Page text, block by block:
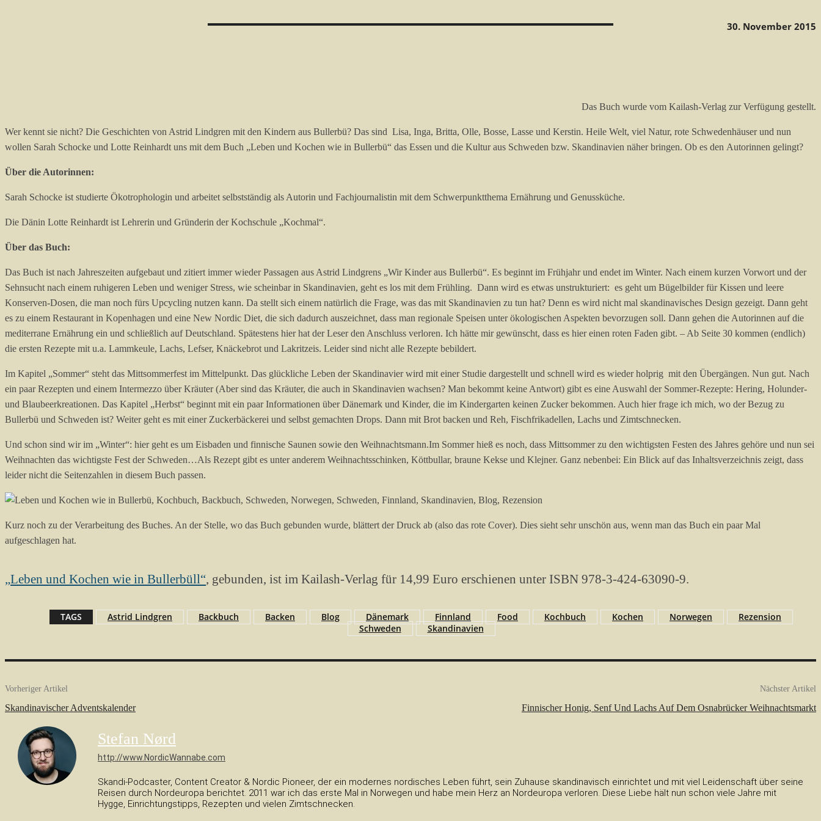
30. November 2015
Das Buch wurde vom Kailash-Verlag zur Verfügung gestellt.
Wer kennt sie nicht? Die Geschichten von Astrid Lindgren mit den Kindern aus Bullerbü? Das sind Lisa, Inga, Britta, Olle, Bosse, Lasse und Kerstin. Heile Welt, viel Natur, rote Schwedenhäuser und nun
wollen Sarah Schocke und Lotte Reinhardt uns mit dem Buch „Leben und Kochen wie in Bullerbü“ das Essen und die Kultur aus Schweden bzw. Skandinavien näher bringen. Ob es den Autorinnen gelingt?
Über die Autorinnen:
Sarah Schocke ist studierte Ökotrophologin und arbeitet selbstständig als Autorin und Fachjournalistin mit dem Schwerpunktthema Ernährung und Genussküche.
Die Dänin Lotte Reinhardt ist Lehrerin und Gründerin der Kochschule „Kochmal“.
Über das Buch:
Das Buch ist nach Jahreszeiten aufgebaut und zitiert immer wieder Passagen aus Astrid Lindgrens „Wir Kinder aus Bullerbü“. Es beginnt im Frühjahr und endet im Winter. Nach einem kurzen Vorwort und der
Sehnsucht nach einem ruhigeren Leben und weniger Stress, wie scheinbar in Skandinavien, geht es los mit dem Frühling. Dann wird es etwas unstrukturiert: es geht um Bügelbilder für Kissen und leere
Konserven-Dosen, die man noch fürs Upcycling nutzen kann. Da stellt sich einem natürlich die Frage, was das mit Skandinavien zu tun hat? Denn es wird nicht mal skandinavisches Design gezeigt. Dann geht
es zu einem Restaurant in Kopenhagen und eine New Nordic Diet, die sich dadurch auszeichnet, dass man regionale Speisen unter ökologischen Aspekten bevorzugen soll. Dann gehen die Autorinnen auf die
mediterrane Ernährung ein und schließlich auf Deutschland. Spätestens hier hat der Leser den Anschluss verloren. Ich hätte mir gewünscht, dass es hier einen roten Faden gibt. – Ab Seite 30 kommen (endlich)
die ersten Rezepte mit u.a. Lammkeule, Lachs, Lefser, Knäckebrot und Lakritzeis. Leider sind nicht alle Rezepte bebildert.
Im Kapitel „Sommer“ steht das Mittsommerfest im Mittelpunkt. Das glückliche Leben der Skandinavier wird mit einer Studie dargestellt und schnell wird es wieder holprig mit den Übergängen. Nun gut. Nach
ein paar Rezepten und einem Intermezzo über Kräuter (Aber sind das Kräuter, die auch in Skandinavien wachsen? Man bekommt keine Antwort) gibt es eine Auswahl der Sommer-Rezepte: Hering, Holunder-
und Blaubeerkreationen. Das Kapitel „Herbst“ beginnt mit ein paar Informationen über Dänemark und Kinder, die im Kindergarten keinen Zucker bekommen. Auch hier frage ich mich, wo der Bezug zu
Bullerbü und Schweden ist? Weiter geht es mit einer Zuckerbäckerei und selbst gemachten Drops. Dann mit Brot backen und Reh, Fischfrikadellen, Lachs und Zimtschnecken.
Und schon sind wir im „Winter“: hier geht es um Eisbaden und finnische Saunen sowie den Weihnachtsmann.Im Sommer hieß es noch, dass Mittsommer zu den wichtigsten Festen des Jahres gehöre und nun sei
Weihnachten das wichtigste Fest der Schweden…Als Rezept gibt es unter anderem Weihnachtsschinken, Köttbullar, braune Kekse und Klejner. Ganz nebenbei: Ein Blick auf das Inhaltsverzeichnis zeigt, dass
leider nicht die Seitenzahlen in diesem Buch passen.
Kurz noch zu der Verarbeitung des Buches. An der Stelle, wo das Buch gebunden wurde, blättert der Druck ab (also das rote Cover). Dies sieht sehr unschön aus, wenn man das Buch ein paar Mal
aufgeschlagen hat.
„Leben und Kochen wie in Bullerbüll“, gebunden, ist im Kailash-Verlag für 14,99 Euro erschienen unter ISBN 978-3-424-63090-9.
TAGS Astrid Lindgren Backbuch Backen Blog Dänemark Finnland Food Kochbuch Kochen Norwegen
Rezension
Schweden
Skandinavien
Vorheriger Artikel
Skandinavischer Adventskalender
Nächster Artikel
Finnischer Honig, Senf Und Lachs Auf Dem Osnabrücker Weihnachtsmarkt
Stefan Nørd
http://www.NordicWannabe.com
Skandi-Podcaster, Content Creator & Nordic Pioneer, der ein modernes nordisches Leben führt, sein Zuhause skandinavisch einrichtet und mit viel Leidenschaft über seine
Reisen durch Nordeuropa berichtet. 2011 war ich das erste Mal in Norwegen und habe mein Herz an Nordeuropa verloren. Diese Liebe hält nun schon viele Jahre mit
Hygge, Einrichtungstipps, Rezepten und vielen Zimtschnecken.